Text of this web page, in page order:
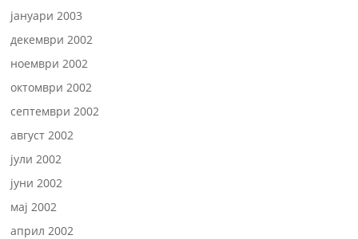
јануари 2003
декември 2002
ноември 2002
октомври 2002
септември 2002
август 2002
јули 2002
јуни 2002
мај 2002
април 2002